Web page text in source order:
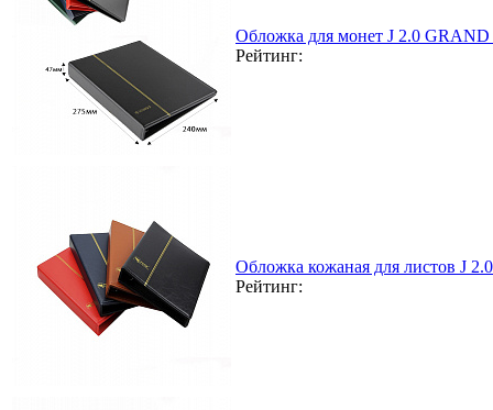
Обложка для монет J 2.0
Рейтинг:
Обложка кожаная для листов J
Рейтинг: